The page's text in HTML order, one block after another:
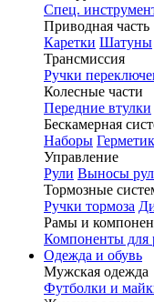
Спец.
Приводная часть
Каретки Шатуны
Трансмиссия
Ручки
Колесные части
Передние втулки
Бескамерная
Наборы
Управление
Рули Выносы
Тормозные
Ручки тормоза
Рамы и
Компоненты для
Одежда и обувь
Мужская одежда
Футболки и